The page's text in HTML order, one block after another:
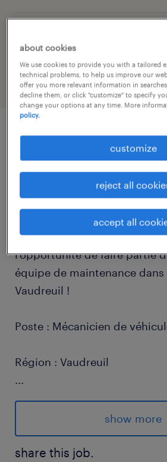
Vous êtes mécanicien de
vous souhaitez rejoindre
plein essor ? Vous êtes à la
nouvelle opportunité de
l'opportunité de faire partie
équipe de maintenance
Vaudreuil !
Poste : Mécanicien de
Région : Vaudreuil
...
Quart de travail : Jour
Salaire : 25,00 $ à 40.00$
show more
share this job.
about cookies
We use cookies to provide you with a tailored
technical problems, to help us improve our
offer you more relevant information in
decline them, or click "customize" to specify
change your options at any time. More
policy.
customize
reject all
accept all